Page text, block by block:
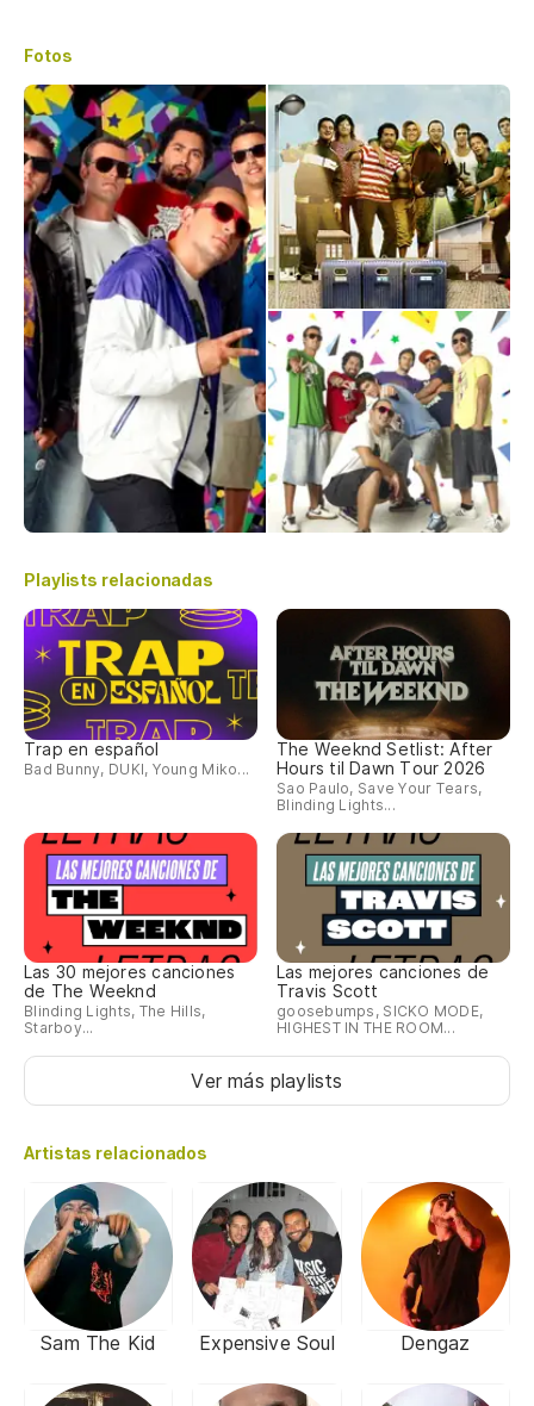
Fotos
Playlists relacionadas
Trap en español
Bad Bunny, DUKI, Young Miko...
The Weeknd Setlist: After
Hours til Dawn Tour 2026
Sao Paulo, Save Your Tears,
Blinding Lights...
Las 30 mejores canciones
de The Weeknd
Blinding Lights, The Hills,
Starboy...
Las mejores canciones de
Travis Scott
goosebumps, SICKO MODE,
HIGHEST IN THE ROOM...
Ver más playlists
Artistas relacionados
Sam The Kid Expensive Soul Dengaz